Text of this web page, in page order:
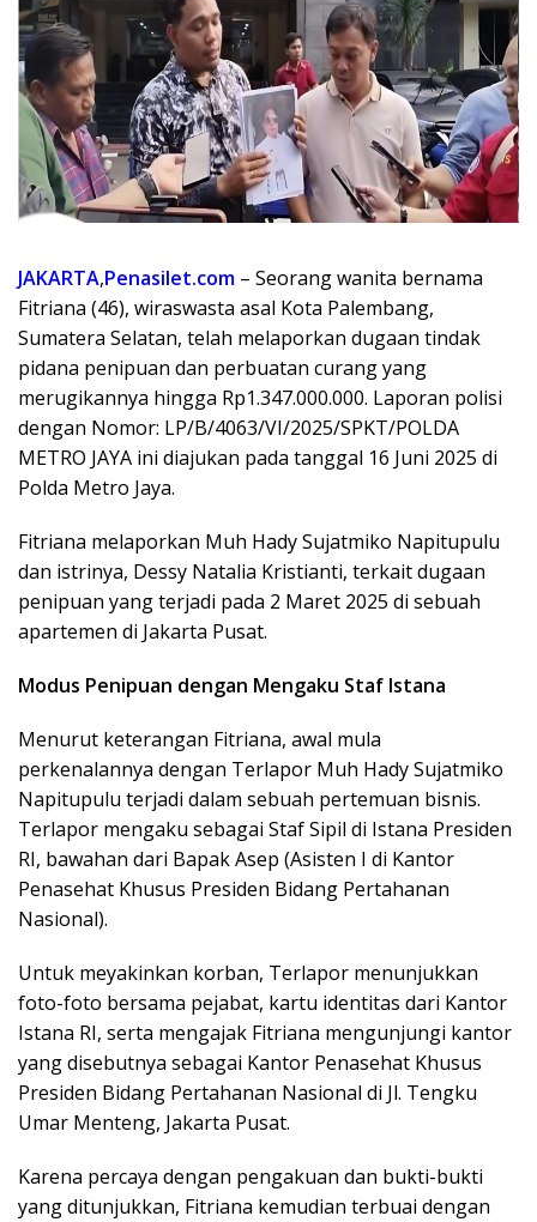
JAKARTA,Penasilet.com – Seorang wanita bernama
Fitriana (46), wiraswasta asal Kota Palembang,
Sumatera Selatan, telah melaporkan dugaan tindak
pidana penipuan dan perbuatan curang yang
merugikannya hingga Rp1.347.000.000. Laporan polisi
dengan Nomor: LP/B/4063/VI/2025/SPKT/POLDA
METRO JAYA ini diajukan pada tanggal 16 Juni 2025 di
Polda Metro Jaya.
Fitriana melaporkan Muh Hady Sujatmiko Napitupulu
dan istrinya, Dessy Natalia Kristianti, terkait dugaan
penipuan yang terjadi pada 2 Maret 2025 di sebuah
apartemen di Jakarta Pusat.
Modus Penipuan dengan Mengaku Staf Istana
Menurut keterangan Fitriana, awal mula
perkenalannya dengan Terlapor Muh Hady Sujatmiko
Napitupulu terjadi dalam sebuah pertemuan bisnis.
Terlapor mengaku sebagai Staf Sipil di Istana Presiden
RI, bawahan dari Bapak Asep (Asisten I di Kantor
Penasehat Khusus Presiden Bidang Pertahanan
Nasional).
Untuk meyakinkan korban, Terlapor menunjukkan
foto-foto bersama pejabat, kartu identitas dari Kantor
Istana RI, serta mengajak Fitriana mengunjungi kantor
yang disebutnya sebagai Kantor Penasehat Khusus
Presiden Bidang Pertahanan Nasional di Jl. Tengku
Umar Menteng, Jakarta Pusat.
Karena percaya dengan pengakuan dan bukti-bukti
yang ditunjukkan, Fitriana kemudian terbuai dengan